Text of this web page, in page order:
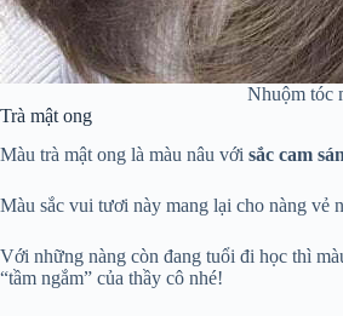
Nhuộm tóc
Trà mật ong
Màu trà mật ong là màu nâu với sắc cam
Màu sắc vui tươi này mang lại cho nàng vẻ
Với những nàng còn đang tuổi đi học thì
“tầm ngắm” của thầy cô nhé!